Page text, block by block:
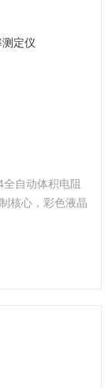
自动体积电阻
核心，彩色液晶
结合现代新的工